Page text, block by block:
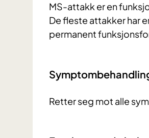
MS-attakk er en
De fleste attakker har
permanent
Retter seg mot alle